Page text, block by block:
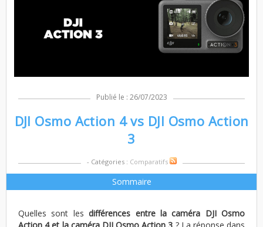
Publié le : 26/07/2023
DJI Osmo Action 4 vs DJI Osmo Action
3
- Catégories : Comparatifs
Sommaire
Quelles sont lesdifférences entre la caméra DJI Osmo